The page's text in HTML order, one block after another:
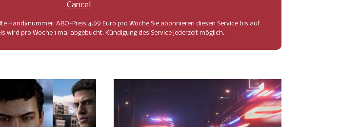
Cancel
ABO-Preis 4.99 Euro pro Woche Sie abonnieren diesen Service bis auf
pro Woche 1 mal abgebucht. Kündigung des Service jederzeit möglich.